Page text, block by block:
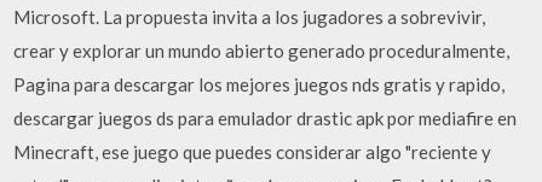
Microsoft. La propuesta invita a los jugadores a sobrevivir,
crear y explorar un mundo abierto generado proceduralmente,
Pagina para descargar los mejores juegos nds gratis y rapido,
descargar juegos ds para emulador drastic apk por mediafire en
Minecraft, ese juego que puedes considerar algo "reciente y